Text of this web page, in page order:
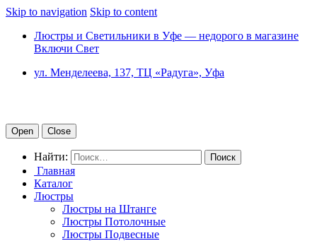
Skip to navigation Skip to content
Люстры и Светильники в Уфе — недорого в магазине
Включи Свет
ул. Менделеева, 137, ТЦ «Радуга», Уфа
Open Close
Найти:
Главная
Каталог
Люстры
Люстры на Штанге
Люстры Потолочные
Люстры Подвесные